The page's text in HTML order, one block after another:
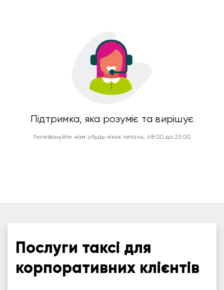
Підтримка, яка розуміє та вирішує
Телефонуйте нам з будь-яких питань, з 8:00 до 23:00
Послуги таксі для
корпоративних клієнтів